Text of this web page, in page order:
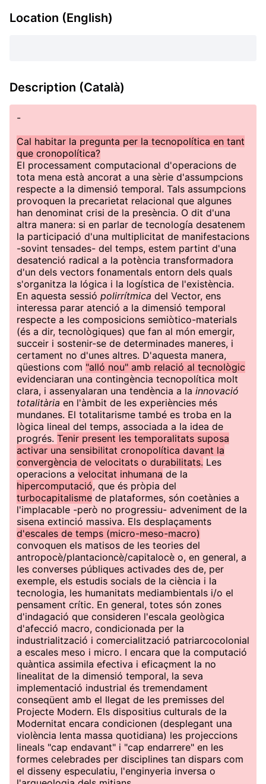
Location (English)
Description (Català)
-
Cal habitar la pregunta per la tecnopolítica en tant
que cronopolítica?
El processament computacional d'operacions de
tota mena està ancorat a una sèrie d'assumpcions
respecte a la dimensió temporal. Tals assumpcions
provoquen la precarietat relacional que algunes
han denominat crisi de la presència. O dit d'una
altra manera: si en parlar de tecnología desatenem
la participació d'una multiplicitat de manifestacions
-sovint tensades- del temps, estem partint d'una
desatenció radical a la potència transformadora
d'un dels vectors fonamentals entorn dels quals
s'organitza la lógica i la logística de l'existència.
En aquesta sessió polirrítmica del Vector, ens
interessa parar atenció a la dimensió temporal
respecte a les composicions semiòtico-materials
(és a dir, tecnològiques) que fan al món emergir,
succeir i sostenir-se de determinades maneres, i
certament no d'unes altres. D'aquesta manera,
qüestions com "alló nou" amb relació al tecnològic
evidenciaran una contingència tecnopolítica molt
clara, i assenyalaran una tendència a la innovació
totalitària en l'àmbit de les experiències més
mundanes. El totalitarisme també es troba en la
lògica lineal del temps, associada a la idea de
progrés. Tenir present les temporalitats suposa
activar una sensibilitat cronopolítica davant la
convergència de velocitats o durabilitats. Les
operacions a velocitat inhumana de la
hipercomputació, que és pròpia del
turbocapitalisme de plataformes, són coetànies a
l'implacable -però no progressiu- adveniment de la
sisena extinció massiva. Els desplaçaments
d'escales de temps (micro-meso-macro)
convoquen els matisos de les teories del
antropocè/plantacioncè/capitalocè o, en general, a
les converses públiques activades des de, per
exemple, els estudis socials de la ciència i la
tecnologia, les humanitats mediambientals i/o el
pensament crític. En general, totes són zones
d'indagació que consideren l'escala geològica
d'afecció macro, condicionada per la
industrialització i comercialització patriarcocolonial
a escales meso i micro. I encara que la computació
quàntica assimila efectiva i eficaçment la no
linealitat de la dimensió temporal, la seva
implementació industrial és tremendament
conseqüent amb el llegat de les premisses del
Projecte Modern. Els dispositius culturals de la
Modernitat encara condicionen (desplegant una
violència lenta massa quotidiana) les projeccions
lineals "cap endavant" i "cap endarrere" en les
formes celebrades per disciplines tan dispars com
el disseny especulatiu, l'enginyeria inversa o